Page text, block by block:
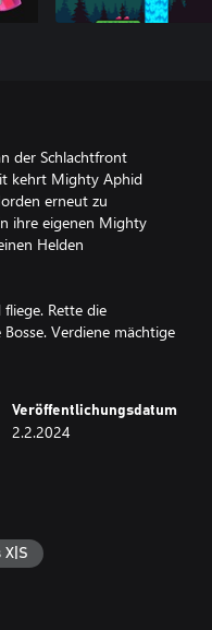
der Schlachtfront
kehrt Mighty Aphid
erneut zu
ihre eigenen Mighty
Helden
Rette die
Verdiene mächtige
Veröffentlichungsdatum
2.2.2024
X|S